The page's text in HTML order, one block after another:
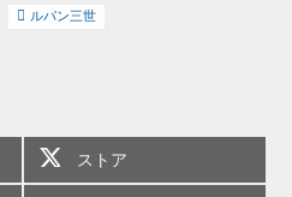
ルパン三世
ストア